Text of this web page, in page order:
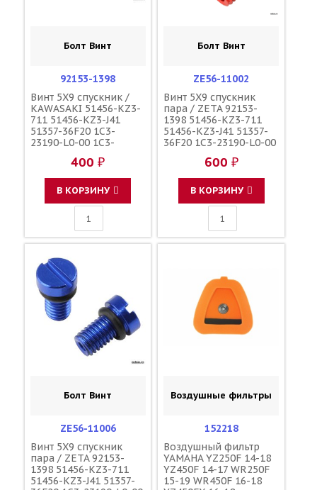
Болт Винт
92153-1398
Винт 5X9 спускник /
KAWASAKI 51456-KZ3-
711 51456-KZ3-J41
51357-36F20 1C3-
23190-L0-00 1C3-
110090000601
110090000501
F45300001
400 ₽
В КОРЗИНУ
Болт Винт
ZE56-11002
Винт 5X9 спускник
пара / ZETA 92153-
1398 51456-KZ3-711
51456-KZ3-J41 51357-
36F20 1C3-23190-L0-00
110090000601
110090000501
F45300001
600 ₽
В КОРЗИНУ
Болт Винт
ZE56-11006
Винт 5X9 спускник
пара / ZETA 92153-
1398 51456-KZ3-711
51456-KZ3-J41 51357-
Воздушные фильтры
152218
Воздушный фильтр
YAMAHA YZ250F 14-18
YZ450F 14-17 WR250F
15-19 WR450F 16-18